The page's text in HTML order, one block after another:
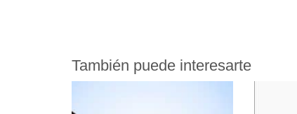
También puede interesarte